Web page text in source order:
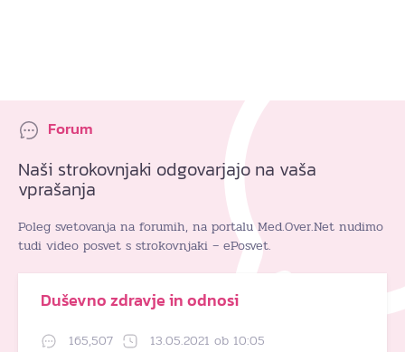
Forum
Naši strokovnjaki odgovarjajo na vaša
vprašanja
Poleg svetovanja na forumih, na portalu Med.Over.Net nudimo
tudi video posvet s strokovnjaki – ePosvet.
Duševno zdravje in odnosi
165,507 13.05.2021 ob 10:05